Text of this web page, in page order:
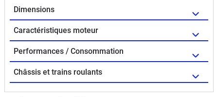
Dimensions
Caractéristiques moteur
Performances / Consommation
Châssis et trains roulants